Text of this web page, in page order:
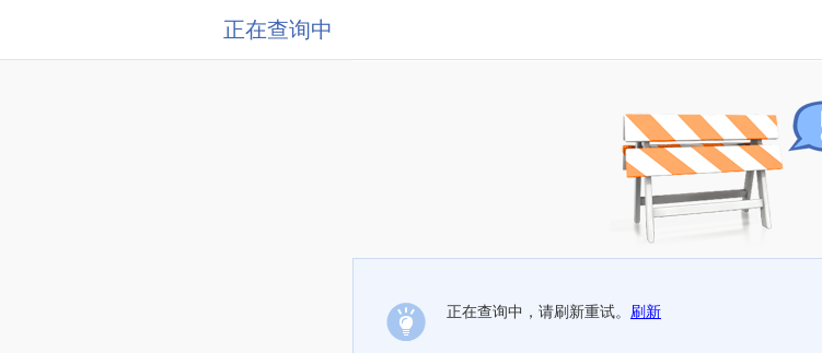
正在查询中
正在查询中，请刷新重试。 刷新